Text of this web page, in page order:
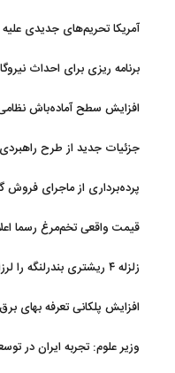
آمریکا تحریم‌های جدیدی
برنامه ریزی برای احداث
افزایش سطح آماده‌باش
جزئیات جدید از طرح
پرده‌برداری از ماجرای
قیمت واقعی تخم‌مرغ رسما
زلزله ۴ ریشتری بندرلنگه را لرزاند
افزایش پلکانی تعرفه بهای
وزیر علوم: تجربه ایران در